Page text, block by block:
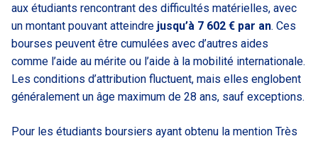
aux étudiants rencontrant des difficultés matérielles, avec
un montant pouvant atteindre jusqu’à 7 602 € par an. Ces
bourses peuvent être cumulées avec d’autres aides
comme l’aide au mérite ou l’aide à la mobilité internationale.
Les conditions d’attribution fluctuent, mais elles englobent
généralement un âge maximum de 28 ans, sauf exceptions.
Pour les étudiants boursiers ayant obtenu la mention Très